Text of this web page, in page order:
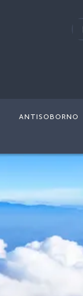
ANTISOBORNO